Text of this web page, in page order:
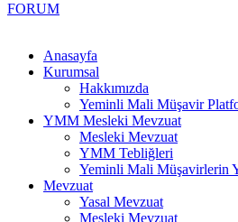
FORUM
Anasayfa
Kurumsal
Hakkımızda
Yeminli Mali Müşavir
YMM Mesleki Mevzuat
Mesleki Mevzuat
YMM Tebliğleri
Yeminli Mali Müşavirlerin
Mevzuat
Yasal Mevzuat
Mesleki Mevzuat